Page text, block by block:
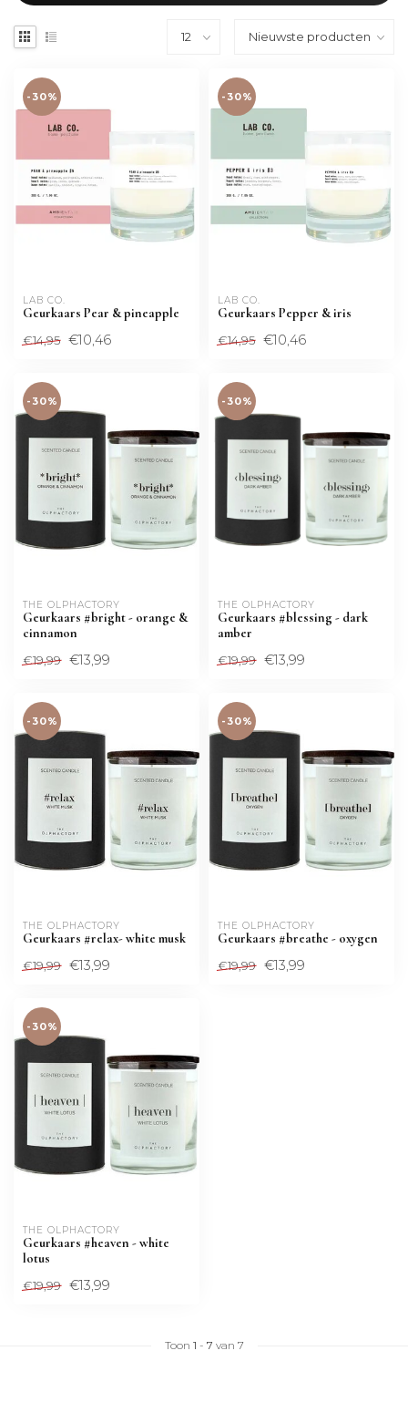
-30%
LAB CO.
Geurkaars Pear & pineapple
€14,95 €10,46
-30%
LAB CO.
Geurkaars Pepper & iris
€14,95 €10,46
-30%
THE OLPHACTORY
Geurkaars #bright - orange &
cinnamon
€19,99 €13,99
-30%
THE OLPHACTORY
Geurkaars #blessing - dark
amber
€19,99 €13,99
-30%
THE OLPHACTORY
Geurkaars #relax- white musk
€19,99 €13,99
-30%
THE OLPHACTORY
Geurkaars #breathe - oxygen
€19,99 €13,99
-30%
THE OLPHACTORY
Geurkaars #heaven - white
lotus
€19,99 €13,99
Toon 1 - 7 van 7